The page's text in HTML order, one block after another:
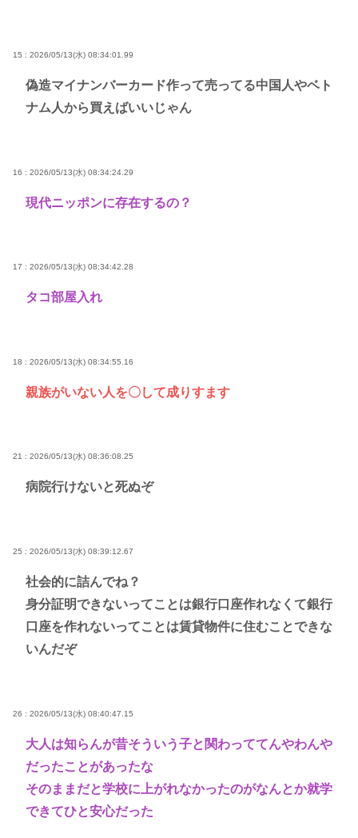
15 : 2026/05/13(水) 08:34:01.99
偽造マイナンバーカード作って売ってる中国人やベト
ナム人から買えばいいじゃん
16 : 2026/05/13(水) 08:34:24.29
現代ニッポンに存在するの？
17 : 2026/05/13(水) 08:34:42.28
タコ部屋入れ
18 : 2026/05/13(水) 08:34:55.16
親族がいない人を〇して成りすます
21 : 2026/05/13(水) 08:36:08.25
病院行けないと死ぬぞ
25 : 2026/05/13(水) 08:39:12.67
社会的に詰んでね？
身分証明できないってことは銀行口座作れなくて銀行
口座を作れないってことは賃貸物件に住むことできな
いんだぞ
26 : 2026/05/13(水) 08:40:47.15
大人は知らんが昔そういう子と関わっててんやわんや
だったことがあったな
そのままだと学校に上がれなかったのがなんとか就学
できてひと安心だった